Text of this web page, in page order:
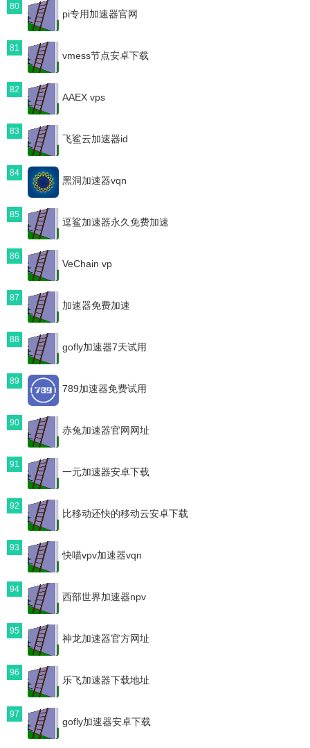
80
pi专用加速器官网
81
vmess节点安卓下载
82
AAEX vps
83
飞鲨云加速器id
84
黑洞加速器vqn
85
逗鲨加速器永久免费加速
86
VeChain vp
87
加速器免费加速
88
gofly加速器7天试用
89
789加速器免费试用
90
赤兔加速器官网网址
91
一元加速器安卓下载
92
比移动还快的移动云安卓下载
93
快喵vpv加速器vqn
94
西部世界加速器npv
95
神龙加速器官方网址
96
乐飞加速器下载地址
97
gofly加速器安卓下载